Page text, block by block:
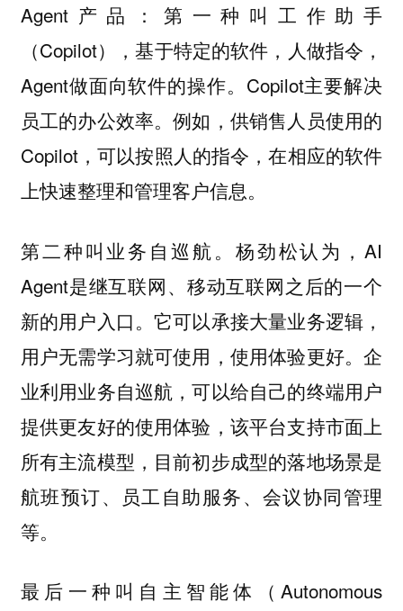
Agent产品：第一种叫工作助手
（Copilot），基于特定的软件，人做指令，
Agent做面向软件的操作。Copilot主要解决
员工的办公效率。例如，供销售人员使用的
Copilot，可以按照人的指令，在相应的软件
上快速整理和管理客户信息。
第二种叫业务自巡航。杨劲松认为，AI
Agent是继互联网、移动互联网之后的一个
新的用户入口。它可以承接大量业务逻辑，
用户无需学习就可使用，使用体验更好。企
业利用业务自巡航，可以给自己的终端用户
提供更友好的使用体验，该平台支持市面上
所有主流模型，目前初步成型的落地场景是
航班预订、员工自助服务、会议协同管理
等。
最后一种叫自主智能体（Autonomous